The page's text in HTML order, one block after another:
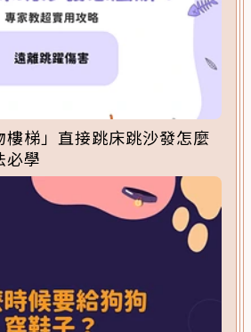
樓梯」直接跳床跳沙發怎麼
必學